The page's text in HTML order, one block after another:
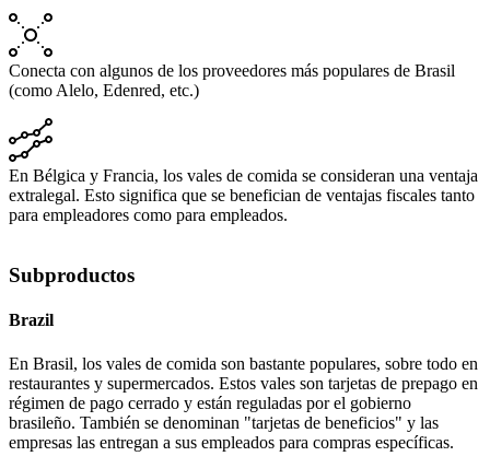
Conecta con algunos de los proveedores más populares de Brasil
(como Alelo, Edenred, etc.)
En Bélgica y Francia, los vales de comida se consideran una ventaja
extralegal. Esto significa que se benefician de ventajas fiscales tanto
para empleadores como para empleados.
Subproductos
Brazil
En Brasil, los vales de comida son bastante populares, sobre todo en
restaurantes y supermercados. Estos vales son tarjetas de prepago en
régimen de pago cerrado y están reguladas por el gobierno
brasileño. También se denominan "tarjetas de beneficios" y las
empresas las entregan a sus empleados para compras específicas.